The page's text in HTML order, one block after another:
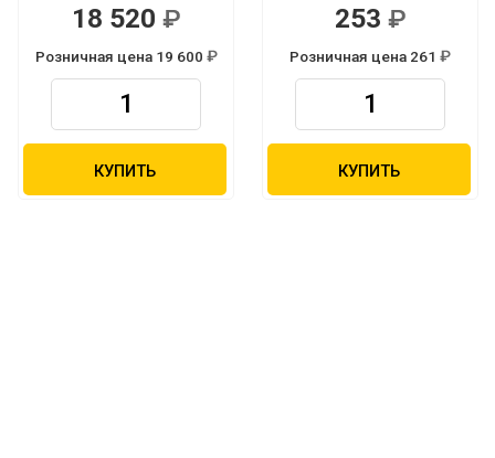
18 520
Розничная цена 19 600
КУПИТЬ
253
Розничная цена 261
КУПИТЬ
Р
Р Р